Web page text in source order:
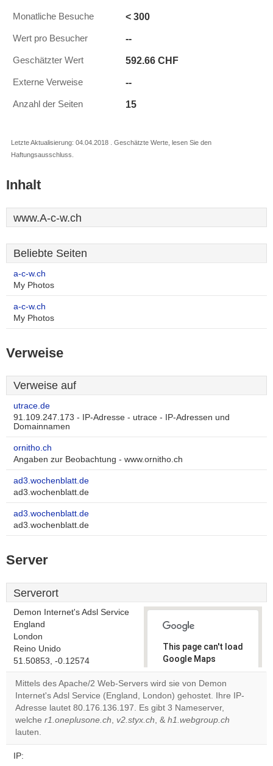
Monatliche Besuche < 300
Wert pro Besucher --
Geschätzter Wert 592.66 CHF
Externe Verweise --
Anzahl der Seiten 15
Letzte Aktualisierung: 04.04.2018 . Geschätzte Werte, lesen Sie den
Haftungsausschluss.
Inhalt
www.A-c-w.ch
Beliebte Seiten
a-c-w.ch
My Photos
a-c-w.ch
My Photos
Verweise
Verweise auf
utrace.de
91.109.247.173 - IP-Adresse - utrace - IP-Adressen und
Domainnamen
ornitho.ch
Angaben zur Beobachtung - www.ornitho.ch
ad3.wochenblatt.de
ad3.wochenblatt.de
ad3.wochenblatt.de
ad3.wochenblatt.de
Server
Serverort
Demon Internet's Adsl Service
England
London
Reino Unido
51.50853, -0.12574
This page can't load
Google Maps
correctly.
Do you
own this
website?
Mittels des Apache/2 Web-Servers wird sie von Demon
Internet's Adsl Service (England, London) gehostet. Ihre IP-
Adresse lautet 80.176.136.197. Es gibt 3 Nameserver,
welche r1.oneplusone.ch, v2.styx.ch, & h1.webgroup.ch
lauten.
IP: